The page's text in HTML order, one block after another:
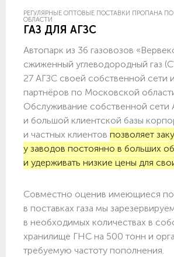
РЕГУЛЯРНЫЕ ОПТОВЫЕ ПОСТАВКИ ПРОПАНА
ОБЛАСТИ
ГАЗ ДЛЯ АГЗС
Автопарк из 36 газовозов
сжиженный углеводородный газ
27 АГЗС своей собственной сети
партнёров по Московской
Обслуживание собственной сети
и большой клиентской базы
и частных клиентов позволяет
у заводов постоянно в больших
и удерживать низкие цены для
Совместно оценив имеющиеся
в поставках газа мы
в необходимых количествах в
хранилище ГНС на 500 тонн и
требуемую частоту пополнения.